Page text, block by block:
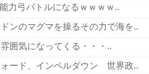
力弓バトルになるｗｗｗｗ..
ンのマグマを操るその力で海を..
囲気になってくる・・・..
ォード、インペルダウン 世界政..